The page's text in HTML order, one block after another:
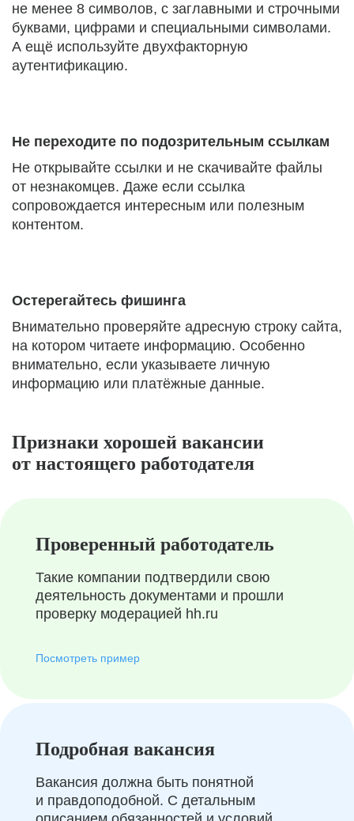
не менее 8 символов, с заглавными и строчными
буквами, цифрами и специальными символами.
А ещё используйте двухфакторную
аутентификацию.
Не переходите по подозрительным ссылкам
Не открывайте ссылки и не скачивайте файлы
от незнакомцев. Даже если ссылка
сопровождается интересным или полезным
контентом.
Остерегайтесь фишинга
Внимательно проверяйте адресную строку сайта,
на котором читаете информацию. Особенно
внимательно, если указываете личную
информацию или платёжные данные.
Признаки хорошей вакансии
от настоящего работодателя
Проверенный работодатель
Такие компании подтвердили свою
деятельность документами и прошли
проверку модерацией hh.ru
Посмотреть пример
Подробная вакансия
Вакансия должна быть понятной
и правдоподобной. С детальным